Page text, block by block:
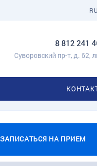
RU
8 812 241
Суворовский пр-т, д. 62,
ЗАПИСАТЬСЯ НА ПРИЕМ